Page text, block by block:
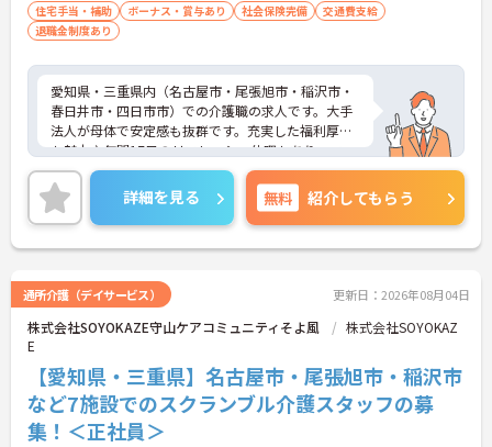
住宅手当・補助 ボーナス・賞与あり 社会保険完備
交通費支給
退職金制度あり
愛知県・三重県内（名古屋市・尾張旭市・稲沢市・
春日井市・四日市市）での介護職の求人です。大手
法人が母体で安定感も抜群です。充実した福利厚生
も魅力♪年間17日のリフレッシュ休暇もあり、ワー
クライフバランスを重視した働き方が叶います。ご
興味のある方には、面接対策ポイントなど、さらに
詳細をお話しいたしますのでお気軽にご相談くださ
い！
詳細を見る 無料 紹介してもらう
通所介護（デイサービス） 更新日：2026年08月04日
株式会社SOYOKAZE守山ケアコミュニティそよ風
株式会社SOYOKAZ
E
【愛知県・三重県】名古屋市・尾張旭市・稲沢市
など7施設でのスクランブル介護スタッフの募
集！＜正社員＞